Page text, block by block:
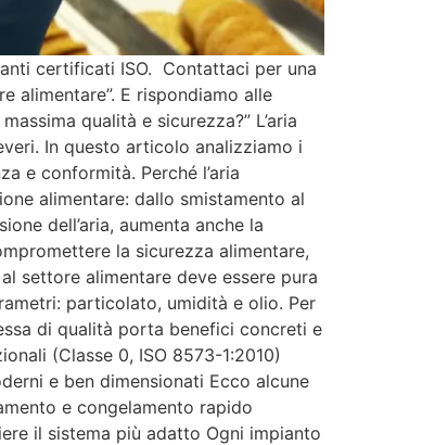
certificati ISO. Contattaci per una
alimentare”. E rispondiamo alle
qualità e sicurezza?” L’aria
In questo articolo analizziamo i
e conformità. Perché l’aria
alimentare: dallo smistamento al
dell’aria, aumenta anche la
la sicurezza alimentare,
settore alimentare deve essere pura
particolato, umidità e olio. Per
di qualità porta benefici concreti e
(Classe 0, ISO 8573-1:2010)
e ben dimensionati Ecco alcune
e congelamento rapido
il sistema più adatto Ogni impianto